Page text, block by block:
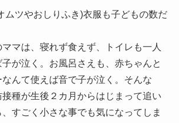
ムツやおしりふき)衣服も子どもの数だ
マは、寝れず食えず、トイレも一人
が泣く。お風呂さえも、赤ちゃんと
んて使えば音で子が泣く。そんな
種が生後２カ月からはじまって追い
すごく小さな事でも気になってしま